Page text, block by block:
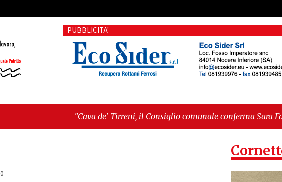
PUBBLICITA'
"Cava de' Tirreni, il Consiglio comunale conferma Sara Fariello.
sul Mare, giornata storica: la ceramica ammessa alla fase europea per